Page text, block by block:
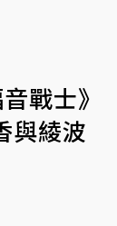
戰士》
與綾波